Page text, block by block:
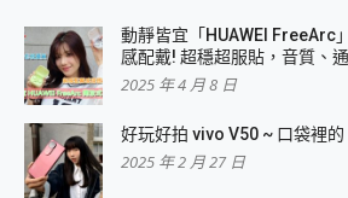
動靜皆宜「HUAWEI FreeArc
感配戴! 超穩超服貼，音質、
2025 年 4 月 8 日
好玩好拍 vivo V50 ~ 口袋裡
2025 年 2 月 27 日